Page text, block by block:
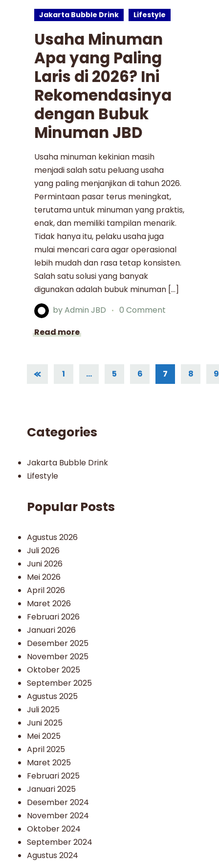
Jakarta Bubble Drink Lifestyle
Usaha Minuman
Apa yang Paling
Laris di 2026? Ini
Rekomendasinya
dengan Bubuk
Minuman JBD
Usaha minuman kekinian masih
menjadi salah satu peluang usaha
yang paling menjanjikan di tahun 2026.
Permintaan pasar terus meningkat,
terutama untuk minuman yang praktis,
enak, dan memiliki tampilan menarik.
Tidak hanya itu, pelaku usaha juga
mulai mencari cara agar operasional
lebih mudah dan rasa tetap konsisten.
Salah satu solusi yang banyak
digunakan adalah bubuk minuman […]
byAdmin JBD
0 Comment
Read more
1 … 5 6 7 8 9
Categories
Jakarta Bubble Drink
Lifestyle
Popular Posts
Agustus 2026
Juli 2026
Juni 2026
Mei 2026
April 2026
Maret 2026
Februari 2026
Januari 2026
Desember 2025
November 2025
Oktober 2025
September 2025
Agustus 2025
Juli 2025
Juni 2025
Mei 2025
April 2025
Maret 2025
Februari 2025
Januari 2025
Desember 2024
November 2024
Oktober 2024
September 2024
Agustus 2024